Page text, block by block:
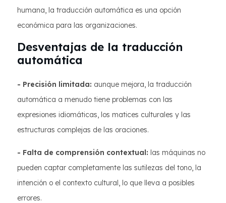
humana, la traducción automática es una opción
económica para las organizaciones.
Desventajas de la traducción
automática
- Precisión limitada: aunque mejora, la traducción
automática a menudo tiene problemas con las
expresiones idiomáticas, los matices culturales y las
estructuras complejas de las oraciones.
- Falta de comprensión contextual: las máquinas no
pueden captar completamente las sutilezas del tono, la
intención o el contexto cultural, lo que lleva a posibles
errores.